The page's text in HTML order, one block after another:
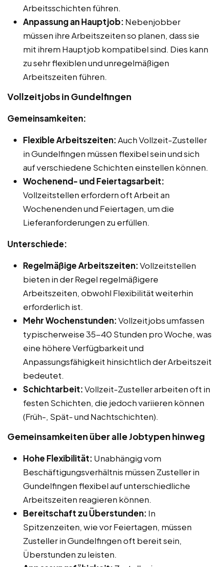
Arbeitsschichten führen.
Anpassung an Hauptjob: Nebenjobber
müssen ihre Arbeitszeiten so planen, dass sie
mit ihrem Hauptjob kompatibel sind. Dies kann
zu sehr flexiblen und unregelmäßigen
Arbeitszeiten führen.
Vollzeitjobs in Gundelfingen
Gemeinsamkeiten:
Flexible Arbeitszeiten:Auch Vollzeit-Zusteller
in Gundelfingen müssen flexibel sein und sich
auf verschiedene Schichten einstellen können.
Wochenend- und Feiertagsarbeit:
Vollzeitstellen erfordern oft Arbeit an
Wochenenden und Feiertagen, um die
Lieferanforderungen zu erfüllen.
Unterschiede:
Regelmäßige Arbeitszeiten:Vollzeitstellen
bieten in der Regel regelmäßigere
Arbeitszeiten, obwohl Flexibilität weiterhin
erforderlich ist.
Mehr Wochenstunden:Vollzeitjobs umfassen
typischerweise 35-40 Stunden pro Woche, was
eine höhere Verfügbarkeit und
Anpassungsfähigkeit hinsichtlich der Arbeitszeit
bedeutet.
Schichtarbeit:Vollzeit-Zusteller arbeiten oft in
festen Schichten, die jedoch variieren können
(Früh-, Spät- und Nachtschichten).
Gemeinsamkeiten über alle Jobtypen hinweg
Hohe Flexibilität: Unabhängig vom
Beschäftigungsverhältnis müssen Zusteller in
Gundelfingen flexibel auf unterschiedliche
Arbeitszeiten reagieren können.
Bereitschaft zu Überstunden: In
Spitzenzeiten, wie vor Feiertagen, müssen
Zusteller in Gundelfingen oft bereit sein,
Überstunden zu leisten.